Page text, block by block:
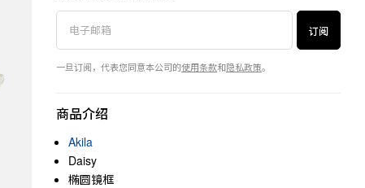
订阅
一旦订阅，代表您同意本公司的使用条款和隐私政策。
商品介绍
Akila
Daisy
椭圆镜框